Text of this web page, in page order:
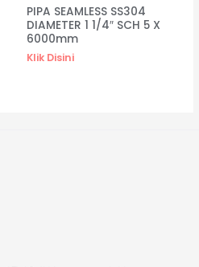
PIPA SEAMLESS SS304
DIAMETER 1 1/4″ SCH 5 X
6000mm
Klik Disini